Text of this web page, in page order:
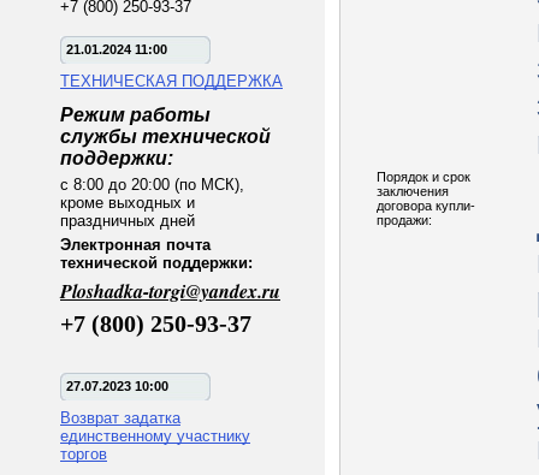
+7 (800) 250-93-37
21.01.2024 11:00
ТЕХНИЧЕСКАЯ ПОДДЕРЖКА
Режим работы
службы технической
поддержки:
с 8:00 до 20:00 (по МСК),
кроме выходных и
праздничных дней
Электронная почта
технической поддержки:
Ploshadka-torgi@yandex.ru
+7 (800) 250-93-37
27.07.2023 10:00
Возврат задатка
единственному участнику
торгов
Порядок и срок
заключения
договора купли-
продажи: